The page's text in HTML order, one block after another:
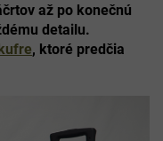
až po konečnú
detailu.
, ktoré predčia